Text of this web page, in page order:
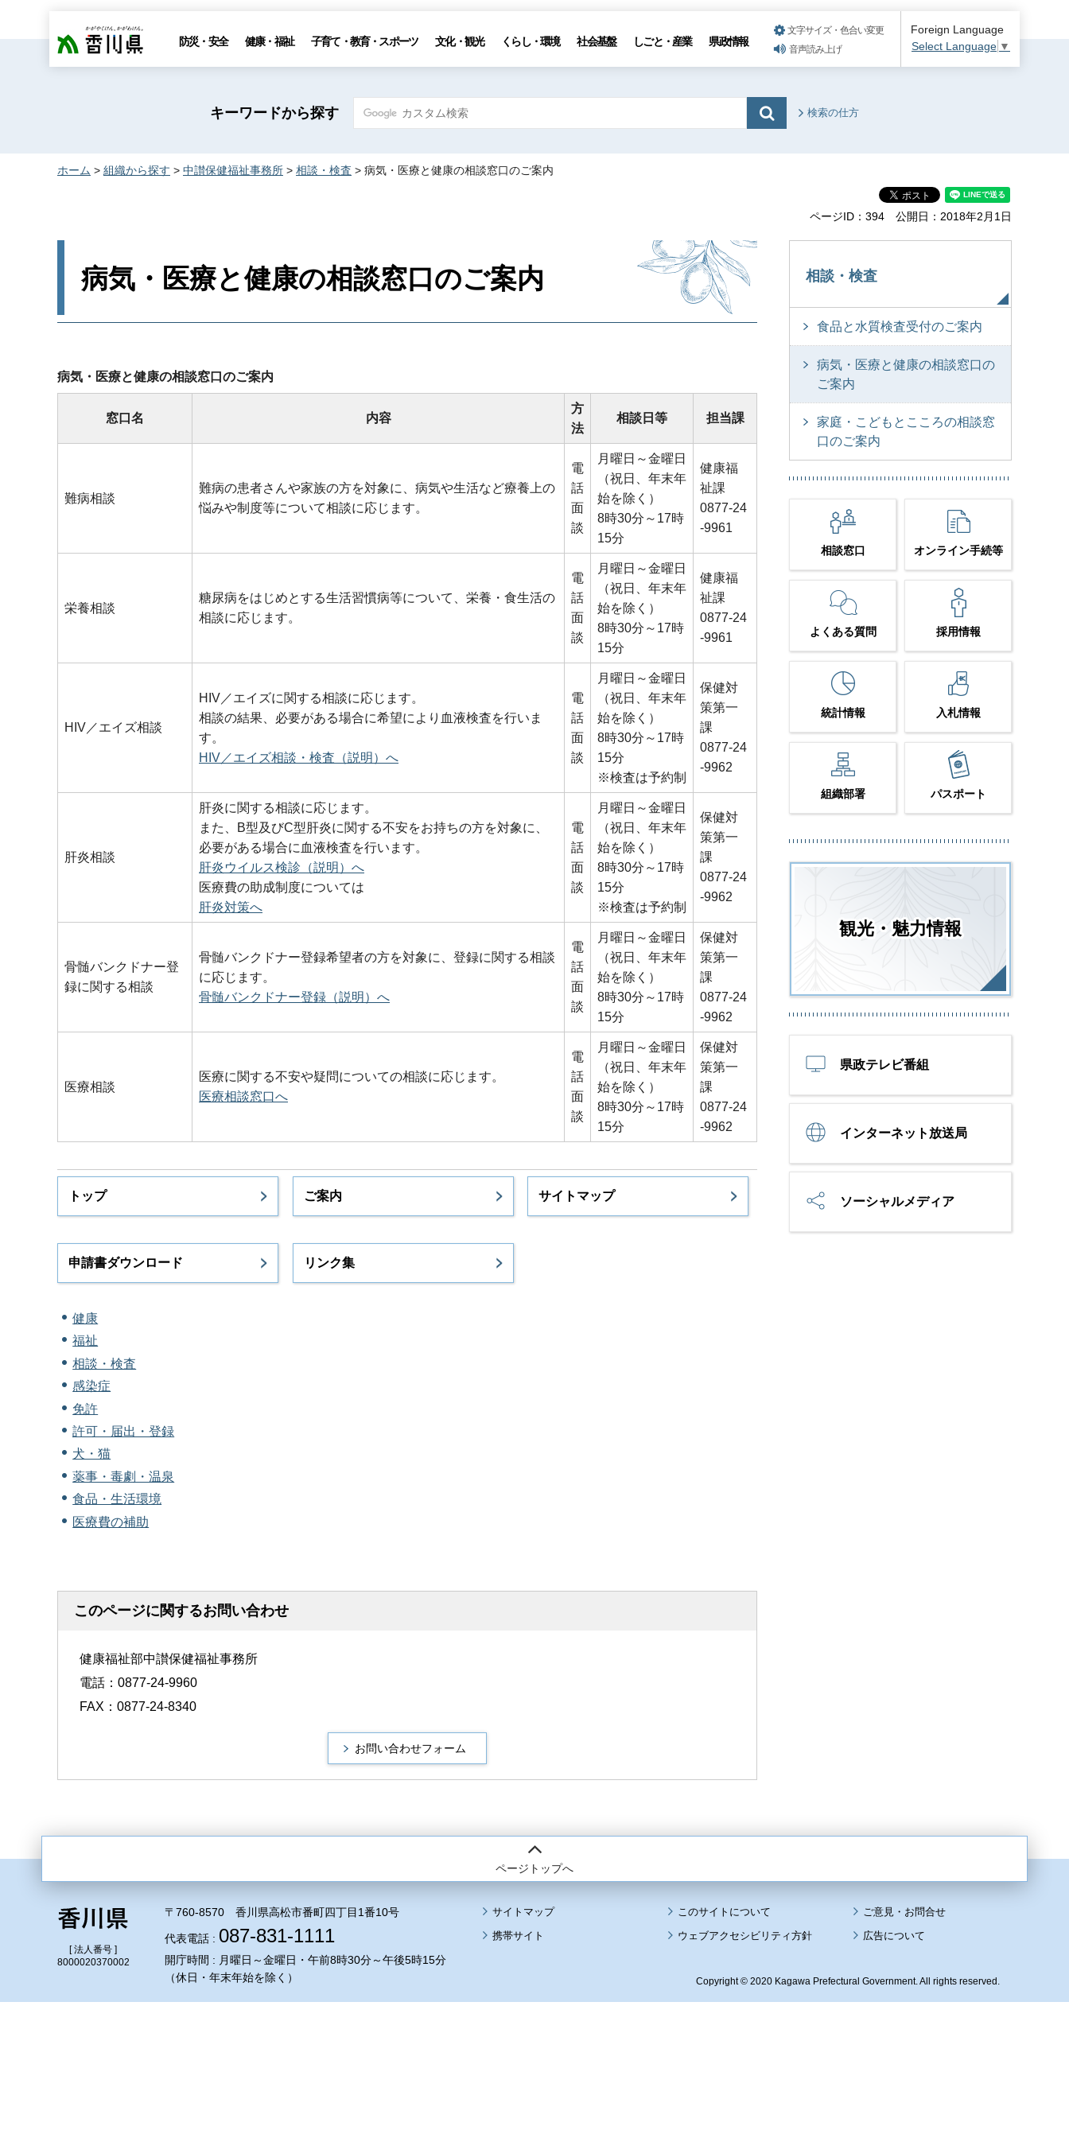
香川県 防災・安全 健康・福祉 子育て・教育・スポーツ 文化・観光 くらし・環境 社会基盤 しごと・産業 県政情報
文字サイズ・色合い変更
音声読み上げ
Foreign Language
Select Language ▼
キーワードから探す 検索の仕方
ホーム > 組織から探す > 中讃保健福祉事務所 > 相談・検査 > 病気・医療と健康の相談窓口のご案内
ページID：394 公開日：2018年2月1日
病気・医療と健康の相談窓口のご案内
病気・医療と健康の相談窓口のご案内
窓口名 内容
方
法
相談日等 担当課
難病相談
難病の患者さんや家族の方を対象に、病気や生活など療養上の
悩みや制度等について相談に応じます。
電
話
面
談
月曜日～金曜日
（祝日、年末年
始を除く）
8時30分～17時
15分
健康福
祉課
0877-24
-9961
栄養相談
糖尿病をはじめとする生活習慣病等について、栄養・食生活の
相談に応じます。
電
話
面
談
月曜日～金曜日
（祝日、年末年
始を除く）
8時30分～17時
15分
健康福
祉課
0877-24
-9961
HIV／エイズ相談
HIV／エイズに関する相談に応じます。
相談の結果、必要がある場合に希望により血液検査を行いま
す。
HIV／エイズ相談・検査（説明）へ
電
話
面
談
月曜日～金曜日
（祝日、年末年
始を除く）
8時30分～17時
15分
※検査は予約制
保健対
策第一
課
0877-24
-9962
肝炎相談
肝炎に関する相談に応じます。
また、B型及びC型肝炎に関する不安をお持ちの方を対象に、
必要がある場合に血液検査を行います。
肝炎ウイルス検診（説明）へ
医療費の助成制度については
肝炎対策へ
電
話
面
談
月曜日～金曜日
（祝日、年末年
始を除く）
8時30分～17時
15分
※検査は予約制
保健対
策第一
課
0877-24
-9962
骨髄バンクドナー登
録に関する相談
骨髄バンクドナー登録希望者の方を対象に、登録に関する相談
に応じます。
骨髄バンクドナー登録（説明）へ
電
話
面
談
月曜日～金曜日
（祝日、年末年
始を除く）
8時30分～17時
15分
保健対
策第一
課
0877-24
-9962
医療相談
医療に関する不安や疑問についての相談に応じます。
医療相談窓口へ
電
話
面
談
月曜日～金曜日
（祝日、年末年
始を除く）
8時30分～17時
15分
保健対
策第一
課
0877-24
-9962
トップ
申請書ダウンロード
ご案内
リンク集
サイトマップ
健康
福祉
相談・検査
感染症
免許
許可・届出・登録
犬・猫
薬事・毒劇・温泉
食品・生活環境
医療費の補助
このページに関するお問い合わせ
健康福祉部中讃保健福祉事務所
電話：0877-24-9960
FAX：0877-24-8340
相談・検査
食品と水質検査受付のご案内
病気・医療と健康の相談窓口の
ご案内
家庭・こどもとこころの相談窓
口のご案内
相談窓口 オンライン手続等
よくある質問 採用情報
統計情報 入札情報
組織部署 パスポート
観光・魅力情報
県政テレビ番組
インターネット放送局
ソーシャルメディア
ページトップへ
[ 法人番号 ]
8000020370002
〒760-8570 香川県高松市番町四丁目1番10号
代表電話 : 087-831-1111
開庁時間 : 月曜日～金曜日・午前8時30分～午後5時15分
（休日・年末年始を除く）
サイトマップ
このサイトについて
携帯サイト
ウェブアクセシビリティ方針 広告について
Copyright © 2020 Kagawa Prefectural Government. All rights reserved.